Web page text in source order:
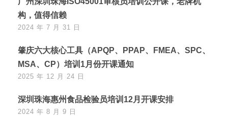
构，值得信赖
2024 年 7 月 31 日
肇庆六大核心工具（APQP、PPAP、FMEA、SPC、
MSA、CP）培训1月份开课通知
2025 年 12 月 24 日
深圳珠海惠州食品检验员培训12月开课安排
2024 年 8 月 9 日